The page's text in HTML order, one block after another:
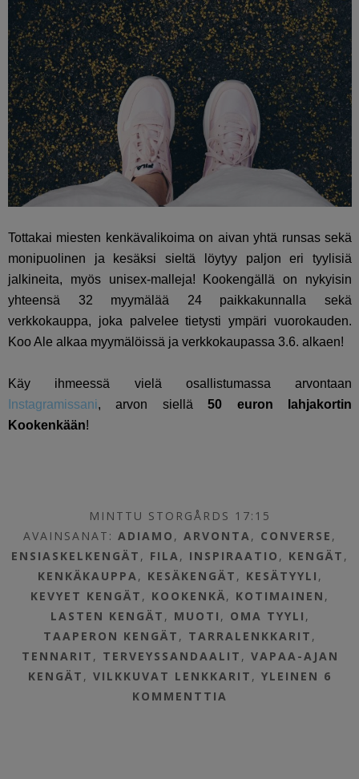
Tottakai miesten kenkävalikoima on aivan yhtä runsas sekä
monipuolinen ja kesäksi sieltä löytyy paljon eri tyylisiä
jalkineita, myös unisex-malleja! Kookengällä on nykyisin
yhteensä 32 myymälää 24 paikkakunnalla sekä
verkkokauppa, joka palvelee tietysti ympäri vuorokauden.
Koo Ale alkaa myymälöissä ja verkkokaupassa 3.6. alkaen!
Käy ihmeessä vielä osallistumassa arvontaan
Instagramissani, arvon siellä50 euron lahjakortin
Kookenkään!
MINTTU STORGÅRDS 17:15
AVAINSANAT:ADIAMO ,ARVONTA, CONVERSE ,
ENSIASKELKENGÄT , FILA, INSPIRAATIO , KENGÄT ,
KENKÄKAUPPA, KESÄKENGÄT , KESÄTYYLI ,
KEVYET KENGÄT , KOOKENKÄ, KOTIMAINEN ,
LASTEN KENGÄT , MUOTI , OMA TYYLI ,
TAAPERON KENGÄT , TARRALENKKARIT ,
TENNARIT , TERVEYSSANDAALIT , VAPAA-AJAN
KENGÄT ,VILKKUVAT LENKKARIT ,YLEINEN 6
KOMMENTTIA